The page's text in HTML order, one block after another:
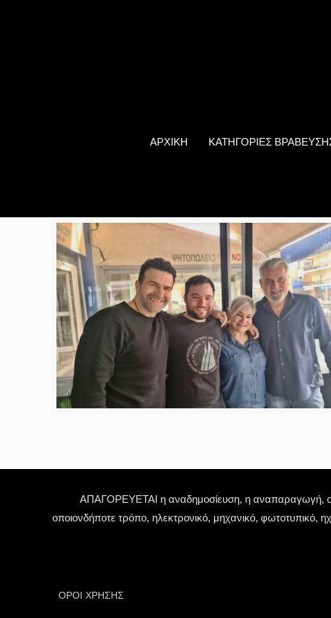
ΑΡΧΙΚΗ ΚΑΤΗΓΟΡΙΕΣ
ΑΠΑΓΟΡΕΥΕΤΑΙ η αναδημοσίευση, η αναπαραγωγή,
οποιονδήποτε τρόπο, ηλεκτρονικό, μηχανικό, φωτοτυπικό,
ΟΡΟΙ ΧΡΗΣΗΣ